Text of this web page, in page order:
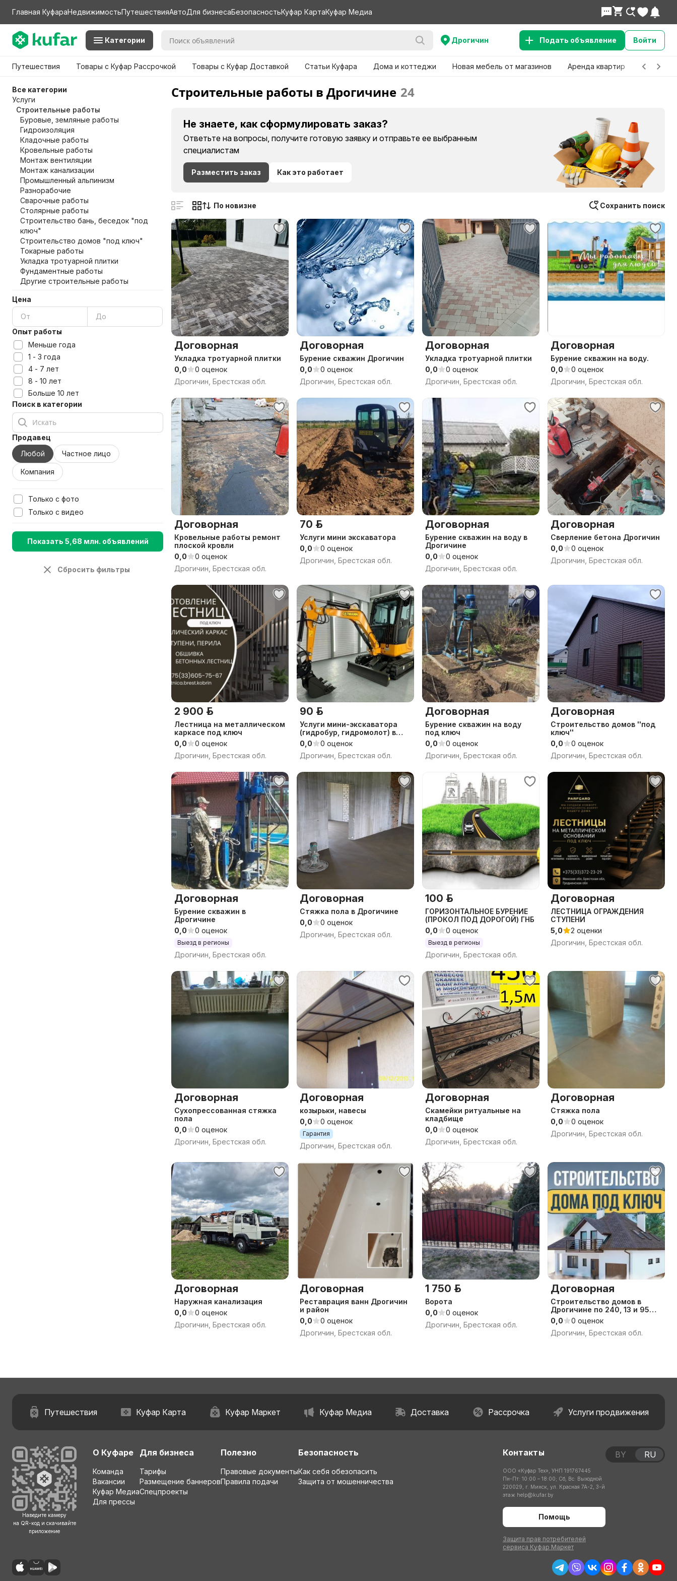
Главная КуфараНедвижимостьПутешествияАвтоДля бизнесаБезопасностьКуфар КартаКуфар Медиа
Категории Дрогичин Подать объявление Войти
Путешествия Товары с Куфар Рассрочкой Товары с Куфар Доставкой Статьи Куфара Дома и коттеджи Новая мебель от магазинов Аренда квартир Детские
Все категории
Услуги
Строительные работы
Буровые, земляные работы
Гидроизоляция
Кладочные работы
Кровельные работы
Монтаж вентиляции
Монтаж канализации
Промышленный альпинизм
Разнорабочие
Сварочные работы
Столярные работы
Строительство бань, беседок "под
ключ"
Строительство домов "под ключ"
Токарные работы
Укладка тротуарной плитки
Фундаментные работы
Другие строительные работы
Цена
Опыт работы
Меньше года
1 - 3 года
4 - 7 лет
8 - 10 лет
Больше 10 лет
Поиск в категории
Продавец
Любой
Частное лицо
Компания
Только с фото
Только с видео
Показать 5,68 млн. объявлений
Сбросить фильтры
Строительные работы в Дрогичине 24
Не знаете, как сформулировать заказ?
Ответьте на вопросы, получите готовую заявку и отправьте ее выбранным
специалистам
Разместить заказ Как это работает
Сохранить поиск
По новизне
Договорная
Укладка тротуарной плитки
0,0
0 оценок
Дрогичин, Брестская обл.
Договорная
Бурение скважин Дрогичин
0,0
0 оценок
Дрогичин, Брестская обл.
Договорная
Укладка тротуарной плитки
0,0
0 оценок
Дрогичин, Брестская обл.
Договорная
Бурение скважин на воду.
0,0
0 оценок
Дрогичин, Брестская обл.
Договорная
Кровельные работы ремонт
плоской кровли
0,0
0 оценок
Дрогичин, Брестская обл.
70 р.
Услуги мини экскаватора
0,0
0 оценок
Дрогичин, Брестская обл.
Договорная
Бурение скважин на воду в
Дрогичине
0,0
0 оценок
Дрогичин, Брестская обл.
Договорная
Сверление бетона Дрогичин
0,0
0 оценок
Дрогичин, Брестская обл.
2 900 р.
Лестница на металлическом
каркасе под ключ
0,0
0 оценок
Дрогичин, Брестская обл.
90 р.
Услуги мини-экскаватора
(гидробур, гидромолот) в
ДРОГИЧИНЕ
0,0
0 оценок
Дрогичин, Брестская обл.
Договорная
Бурение скважин на воду
под ключ
0,0
0 оценок
Дрогичин, Брестская обл.
Договорная
Строительство домов ''под
ключ''
0,0
0 оценок
Дрогичин, Брестская обл.
Договорная
Бурение скважин в
Дрогичине
0,0
0 оценок
Выезд в регионы
Дрогичин, Брестская обл.
Договорная
Стяжка пола в Дрогичине
0,0
0 оценок
Дрогичин, Брестская обл.
100 р.
ГОРИЗОНТАЛЬНОЕ БУРЕНИЕ
(ПРОКОЛ ПОД ДОРОГОЙ) ГНБ
0,0
0 оценок
Выезд в регионы
Дрогичин, Брестская обл.
Договорная
ЛЕСТНИЦА ОГРАЖДЕНИЯ
СТУПЕНИ
5,0
2 оценки
Дрогичин, Брестская обл.
Договорная
Сухопрессованная стяжка
пола
0,0
0 оценок
Дрогичин, Брестская обл.
Договорная
козырьки, навесы
0,0
0 оценок
Гарантия
Дрогичин, Брестская обл.
Договорная
Скамейки ритуальные на
кладбище
0,0
0 оценок
Дрогичин, Брестская обл.
Договорная
Стяжка пола
0,0
0 оценок
Дрогичин, Брестская обл.
Договорная
Наружная канализация
0,0
0 оценок
Дрогичин, Брестская обл.
Договорная
Реставрация ванн Дрогичин
и район
0,0
0 оценок
Дрогичин, Брестская обл.
1 750 р.
Ворота
0,0
0 оценок
Дрогичин, Брестская обл.
Договорная
Строительство домов в
Дрогичине по 240, 13 и 95
Указу
0,0
0 оценок
Дрогичин, Брестская обл.
Путешествия Куфар Карта Куфар Маркет Куфар Медиа Доставка Рассрочка Услуги продвижения
Наведите камеру
на QR-код и скачивайте
приложение
О Куфаре
Команда
Вакансии
Куфар Медиа
Для прессы
Для бизнеса
Тарифы
Размещение баннеров
Спецпроекты
Полезно
Правовые документы
Правила подачи
Безопасность
Как себя обезопасить
Защита от мошенничества
Контакты
ООО «Куфар Тех», УНП 191767445
Пн-Пт: 10:00 – 18:00; Сб, Вс: Выходной
220029, г. Минск, ул. Красная 7А-2, 3-й
этаж help@kufar.by
Помощь
Защита прав потребителей
сервиса Куфар Маркет
BY RU